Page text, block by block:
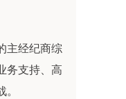
主经纪商综
务支持、高